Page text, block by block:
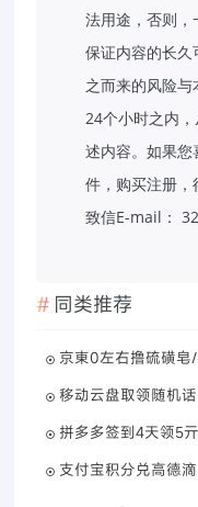
法用途，否则
保证内容的长
之而来的风险
24个小时之内
述内容。如果
件，购买注册
致信E-mail：
同类推荐